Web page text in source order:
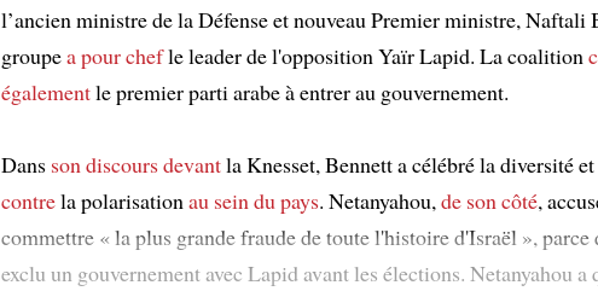
l’ancien ministre de la Défense et nouveau Premier ministre, Naftali
groupea pour chefle leader de l'opposition Yaïr Lapid. La coalition
égalementle premier parti arabe à entrer au gouvernement.
Dans son discoursdevantla Knesset, Bennett a célébré la diversité et
contrela polarisationau sein du pays. Netanyahou,de son côté,
commettre « la plus grande fraude de toute l'histoire d'Israël », parce
exclu un gouvernement avec Lapid avant les élections. Netanyahou